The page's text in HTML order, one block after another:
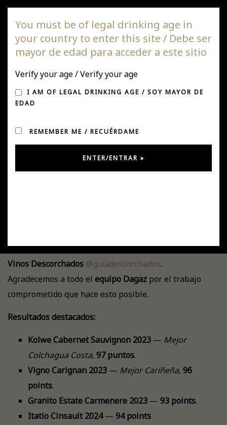
DAGAZ Wines
DAGAZ EN
DESCORCHADOS 2026
puntajes obtenidos en la edición 2026 de laGuía de
Vinos Descorchados @guiadescorchados.
Agradecemos a todo el equipo Dagaz por el trabajo
comprometido que hace esto posible.
Resultados destacados:
Kolwe Cabernet Sauvignon 2023 — Mejor
Colchagua Costa, 97 puntos.
Vigno Carignan 2023 — Mejor Cariñeña, 96
points.
Granito Estate Carmenere 2023 — 93 points.
Itatio Cinsault 2024— 94 points
You must be of legal drinking age in
your country to enter this site / Debe ser
mayor de edad para acceder a este sitio
Verify your age / Verify your age
I AM OF LEGAL DRINKING AGE / SOY MAYOR DE
EDAD
REMEMBER ME / RECUÉRDAME